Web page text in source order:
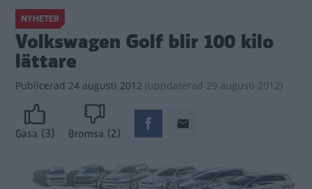
NYHETER
Volkswagen Golf blir 100 kilo
lättare
Publicerad 24 augusti 2012 (uppdaterad 29 augusti 2012)
Gasa (3) Bromsa (2)